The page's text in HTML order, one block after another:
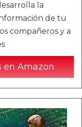
la
de tu
compañeros y a
en Amazon